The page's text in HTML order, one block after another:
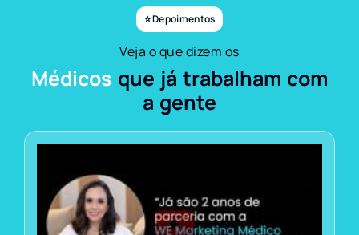
⭐ Depoimentos
Veja o que dizem os
Médicos que já trabalham com
a gente